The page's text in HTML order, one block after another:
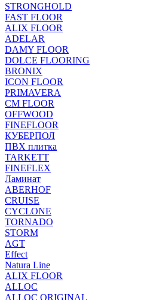
STRONGHOLD
FAST FLOOR
ALIX FLOOR
ADELAR
DAMY FLOOR
DOLCE FLOORING
BRONIX
ICON FLOOR
PRIMAVERA
CM FLOOR
OFFWOOD
FINEFLOOR
КУБЕРПОЛ
ПВХ плитка
TARKETT
FINEFLEX
Ламинат
ABERHOF
CRUISE
CYCLONE
TORNADO
STORM
AGT
Effect
Natura Line
ALIX FLOOR
ALLOC
ALLOC ORIGINAL